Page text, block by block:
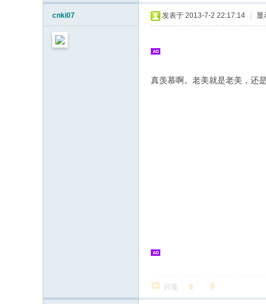
cnki07 发表于 2013-7-2 22:17:14 显
真羡慕啊。老美就是老美，还
回复